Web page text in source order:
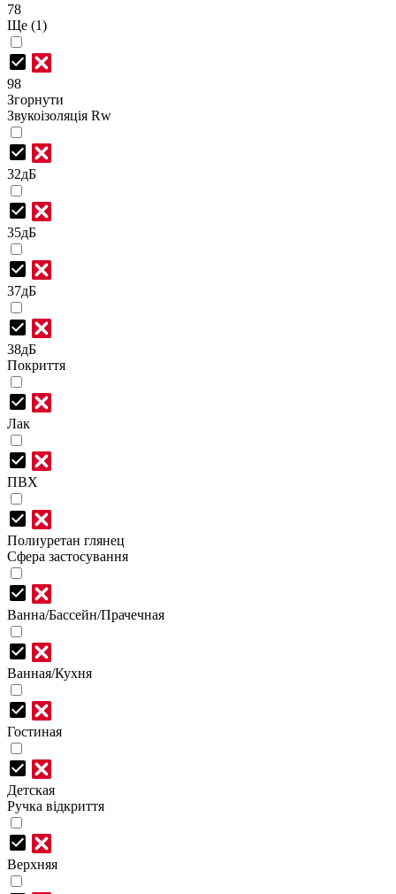
78
Ще (1)
98
Згорнути
Звукоізоляція Rw
32дБ
35дБ
37дБ
38дБ
Покриття
Лак
ПВХ
Полиуретан глянец
Сфера застосування
Ванна/Бассейн/Прачечная
Ванная/Кухня
Гостиная
Детская
Ручка відкриття
Верхняя